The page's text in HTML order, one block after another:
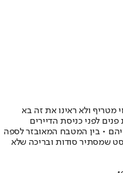
לפני כניסת הדיירים
• בין המטבח המאובזר לספה
שמסתיר סודות ובריכה שלא